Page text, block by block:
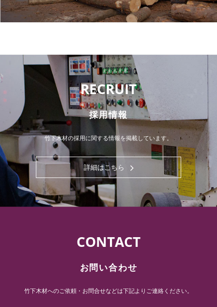
RECRUIT
採用情報
竹下木材の採用に関する情報を掲載しています。
詳細はこちら
CONTACT
お問い合わせ
竹下木材へのご依頼・お問合せなどは下記よりご連絡ください。